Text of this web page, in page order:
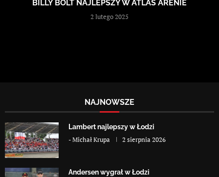
BILLY BOLT NAJLEPSZY W ATLAS ARENIE
2 lutego 2025
NAJNOWSZE
Lambert najlepszy w Łodzi
-Michał Krupa 2 sierpnia 2026
Andersen wygrał w Łodzi